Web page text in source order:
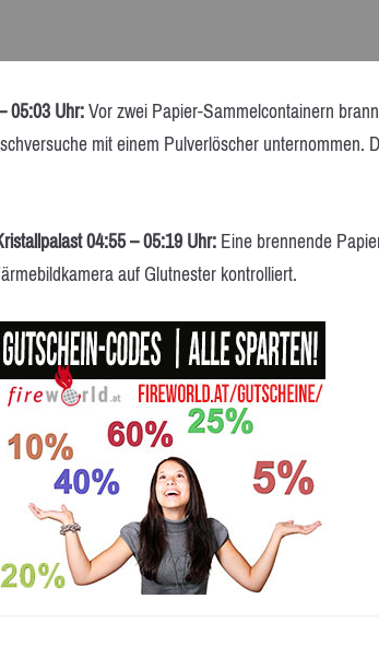
05:03 Uhr:Vor zwei Papier-Sammelcontainern
mit einem Pulverlöscher unternommen.
04:55 – 05:19 Uhr:Eine brennende
auf Glutnester kontrolliert.